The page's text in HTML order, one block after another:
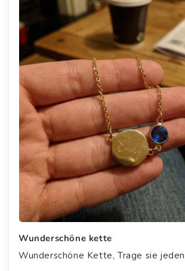
Wunderschöne kette
Wunderschöne Kette, Trage sie jeden